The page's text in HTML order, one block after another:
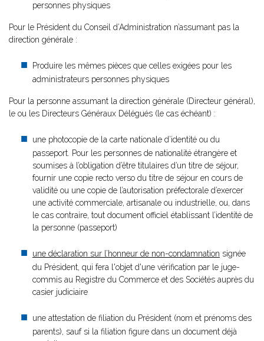
personnes physiques
Pour le Président du Conseil d’Administration n’assumant pas la
direction générale :
Produire les mêmes pièces que celles exigées pour les
administrateurs personnes physiques
Pour la personne assumant la direction générale (Directeur général),
le ou les Directeurs Généraux Délégués (le cas échéant) :
une photocopie de la carte nationale d’identité ou du
passeport. Pour les personnes de nationalité étrangère et
soumises à l’obligation d’être titulaires d’un titre de séjour,
fournir une copie recto verso du titre de séjour en cours de
validité ou une copie de l’autorisation préfectorale d’exercer
une activité commerciale, artisanale ou industrielle, ou, dans
le cas contraire, tout document officiel établissant l’identité de
la personne (passeport)
une déclaration sur l’honneur de non-condamnation signée
du Président, qui fera l'objet d'une vérification par le juge-
commis au Registre du Commerce et des Sociétés auprès du
casier judiciaire
une attestation de filiation du Président (nom et prénoms des
parents), sauf si la filiation figure dans un document déjà